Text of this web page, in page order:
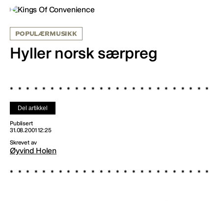
POPULÆRMUSIKK
Hyller norsk særpreg
Del artikkel
Publisert
31.08.2001 12:25
Skrevet av
Øyvind Holen